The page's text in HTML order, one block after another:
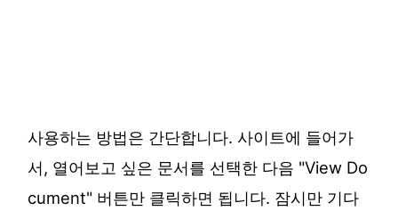
사용하는 방법은 간단합니다. 사이트에 들어가
서, 열어보고 싶은 문서를 선택한 다음 "View Do
cument" 버튼만 클릭하면 됩니다. 잠시만 기다